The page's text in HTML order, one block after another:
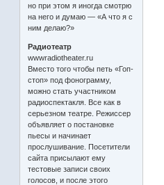
но при этом я иногда смотрю
на него и думаю — «А что я с
ним делаю?»
Радиотеатр
wwwradiotheater.ru
Вместо того чтобы петь «Гоп-
стоп» под фонограмму,
можно стать участником
радиоспектакля. Все как в
серьезном театре. Режиссер
объявляет о постановке
пьесы и начинает
прослушивание. Посетители
сайта присылают ему
тестовые записи своих
голосов, и после этого